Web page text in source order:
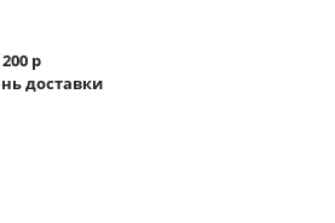
200 р
доставки